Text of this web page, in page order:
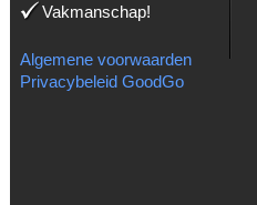
Vakmanschap!
Algemene voorwaarden
Privacybeleid GoodGo